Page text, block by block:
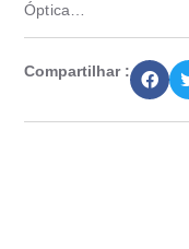
Óptica…
Compartilhar :